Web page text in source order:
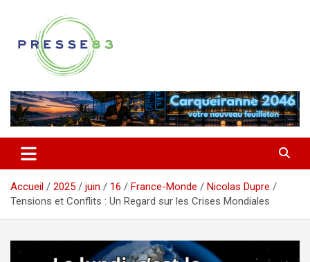
contenu
Presse 83
Accueil 2025 juin 16 France-Monde
Nicolas Dupre
Tensions et Conflits : Un Regard sur les Crises Mondiales